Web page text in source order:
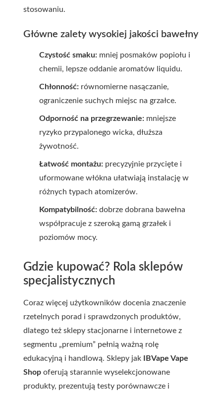
stosowaniu.
Główne zalety wysokiej jakości bawełny
Czystość smaku: mniej posmaków popiołu i
chemii, lepsze oddanie aromatów liquidu.
Chłonność: równomierne nasączanie,
ograniczenie suchych miejsc na grzałce.
Odporność na przegrzewanie: mniejsze
ryzyko przypalonego wicka, dłuższa
żywotność.
Łatwość montażu: precyzyjnie przycięte i
uformowane włókna ułatwiają instalację w
różnych typach atomizerów.
Kompatybilność: dobrze dobrana bawełna
współpracuje z szeroką gamą grzałek i
poziomów mocy.
Gdzie kupować? Rola sklepów
specjalistycznych
Coraz więcej użytkowników docenia znaczenie
rzetelnych porad i sprawdzonych produktów,
dlatego też sklepy stacjonarne i internetowe z
segmentu „premium” pełnią ważną rolę
edukacyjną i handlową. Sklepy jak
IBVape Vape
Shop oferują starannie wyselekcjonowane
produkty, prezentują testy porównawcze i